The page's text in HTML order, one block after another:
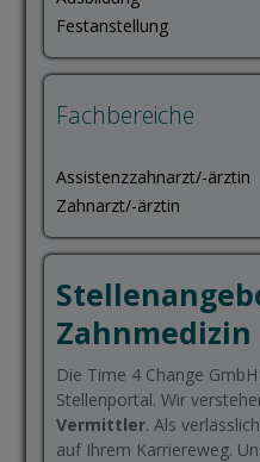
Festanstellung
Fachbereiche
Assistenzzahnarzt/-ärztin
Zahnarzt/-ärztin
Zahnmedizin
Die Time 4 Change
Stellenportal. Wir
Vermittler. Als
auf Ihrem Karriereweg.